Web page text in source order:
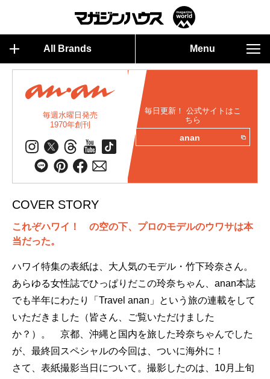
All Brands Menu
毎週水曜日発売
1970年創刊
毎日更新！ 公式サイトはこ
ちら
anan
COVER STORY
これぞハワイ！ の空の下、プロのモデルのウワサは本
当だった。
ハワイ特集の表紙は、大人気のモデル・竹下玲奈さん。
あらゆる女性誌でひっぱりだこの玲奈ちゃん、anan本誌
でも半年にわたり「Travel anan」という旅の連載をして
いただきました（皆さん、ご覧いただけました
か？）。 京都、沖縄と国内を旅した玲奈ちゃんでした
が、最終回スペシャルの今回は、ついに海外に！
さて、表紙撮影当日について。撮影したのは、10月上旬